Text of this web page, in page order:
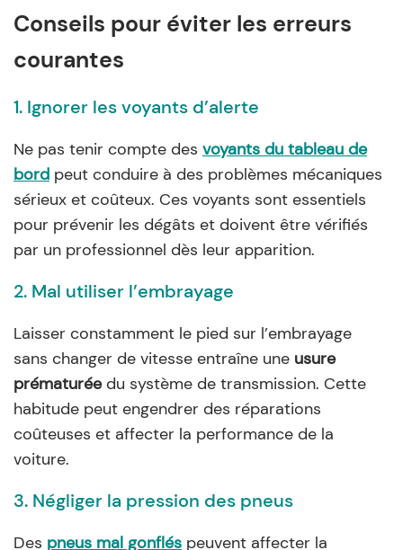
Conseils pour éviter les erreurs
courantes
1. Ignorer les voyants d’alerte
Ne pas tenir compte des voyants du tableau de
bord peut conduire à des problèmes mécaniques
sérieux et coûteux. Ces voyants sont essentiels
pour prévenir les dégâts et doivent être vérifiés
par un professionnel dès leur apparition.
2. Mal utiliser l’embrayage
Laisser constamment le pied sur l’embrayage
sans changer de vitesse entraîne une usure
prématuréedu système de transmission. Cette
habitude peut engendrer des réparations
coûteuses et affecter la performance de la
voiture.
3. Négliger la pression des pneus
Des pneus mal gonflés peuvent affecter la